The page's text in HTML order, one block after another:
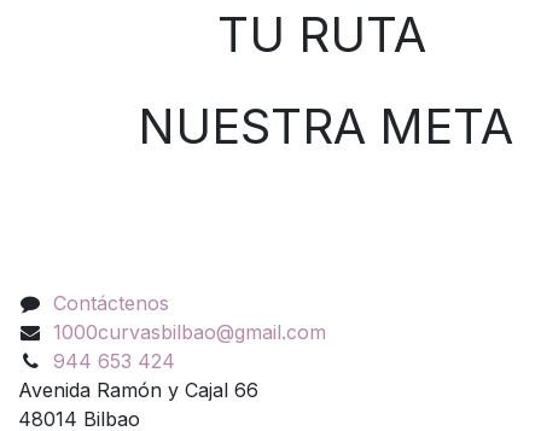
TU RUTA
NUESTRA META
Contáctenos
1000curvasbilbao@gmail.com
944 653 424
Avenida Ramón y Cajal 66
48014 Bilbao